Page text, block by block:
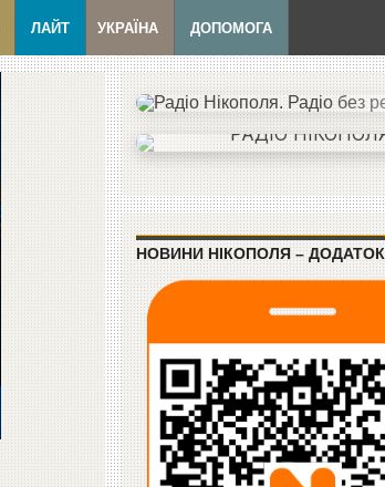
ЛАЙТ УКРАЇНА ДОПОМОГА
НОВИНИ НІКОПОЛЯ – ДОДАТОК